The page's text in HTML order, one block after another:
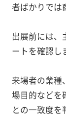
者ばかりでは
出展前には、
ートを確認し
来場者の業種
場目的などを
との一致度を